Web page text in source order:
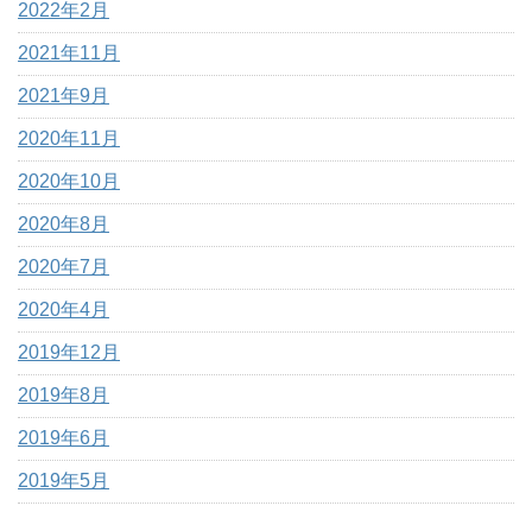
2022年2月
2021年11月
2021年9月
2020年11月
2020年10月
2020年8月
2020年7月
2020年4月
2019年12月
2019年8月
2019年6月
2019年5月